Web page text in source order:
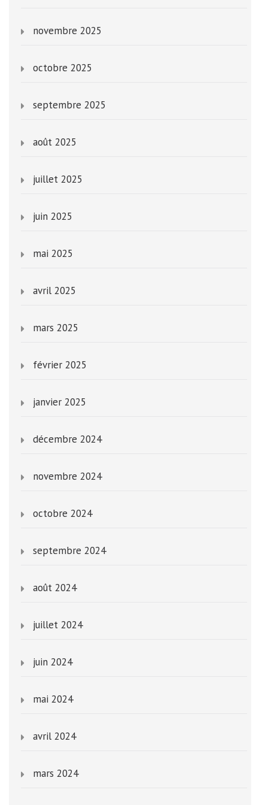
novembre 2025
octobre 2025
septembre 2025
août 2025
juillet 2025
juin 2025
mai 2025
avril 2025
mars 2025
février 2025
janvier 2025
décembre 2024
novembre 2024
octobre 2024
septembre 2024
août 2024
juillet 2024
juin 2024
mai 2024
avril 2024
mars 2024